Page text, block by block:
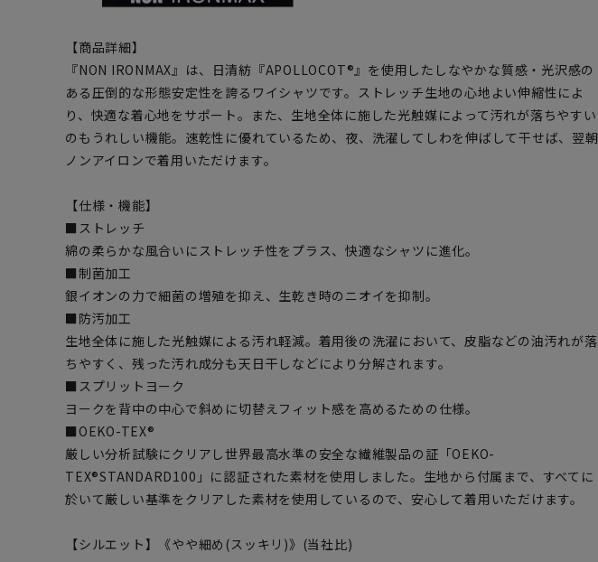
【商品詳細】
『NON IRONMAX』は、日清紡『APOLLOCOT®』を使用したしなやかな質感・光沢感の
ある圧倒的な形態安定性を誇るワイシャツです。ストレッチ生地の心地よい伸縮性によ
り、快適な着心地をサポート。また、生地全体に施した光触媒によって汚れが落ちやすい
のもうれしい機能。速乾性に優れているため、夜、洗濯してしわを伸ばして干せば、翌朝
ノンアイロンで着用いただけます。
【仕様・機能】
■ストレッチ
綿の柔らかな風合いにストレッチ性をプラス、快適なシャツに進化。
■制菌加工
銀イオンの力で細菌の増殖を抑え、生乾き時のニオイを抑制。
■防汚加工
生地全体に施した光触媒による汚れ軽減。着用後の洗濯において、皮脂などの油汚れが落
ちやすく、残った汚れ成分も天日干しなどにより分解されます。
■スプリットヨーク
ヨークを背中の中心で斜めに切替えフィット感を高めるための仕様。
■OEKO-TEX®
厳しい分析試験にクリアし世界最高水準の安全な繊維製品の証「OEKO-
TEX®STANDARD100」に認証された素材を使用しました。生地から付属まで、すべてに
於いて厳しい基準をクリアした素材を使用しているので、安心して着用いただけます。
【シルエット】《やや細め(スッキリ)》(当社比)